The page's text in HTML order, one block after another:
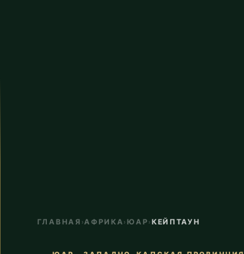
ГЛАВНАЯ ›АФРИКА ›ЮАР›КЕЙПТАУН